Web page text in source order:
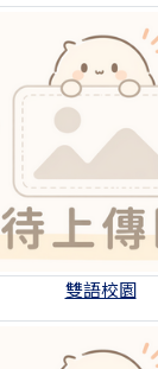
雙語校園